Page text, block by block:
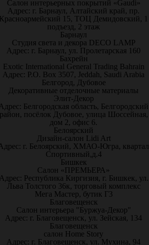
Салон интерьерных покрытий «Gaudi»
Адрес: г. Барнаул, Алтайский край, пр.
15, ТОЦ Демидовский, 1
подъезд, 2 этаж
Барнаул
Студия света и декора DECO LAMP
Адрес: г. Барнаул, ул. Пролетарская 160
Бахрейн
Exotic International General Trading Bahrain
Адрес: P.O. Box 3507, Jeddah, Saudi Arabia
Белгород, Дубовое
Декоративные отделочные материалы
Элит-Декор
Белгородская область, Белгородский
посёлок Дубовое, улица Шоссейная,
дом 2, офис 6.
Белоярский
Дизайн-салон Lidi Art
г. Белоярский, ХМАО-Югра, квартал
Спортивный,д.4
Бишкек
Салон «ПРЕМЬЕРА»
Республика Киргизия, г. Бишкек, ул.
Льва Толстого 36к, торговый комплекс
Мега Мастер, бутик Г3
Благовещенск
Салон интерьера "Буржуа-Декор"
Адрес: г. Благовещенск, ул. Зейская, 134
Благовещенск
салон Home Story
Адрес: г. Благовещенск, ул. Мухина, 94